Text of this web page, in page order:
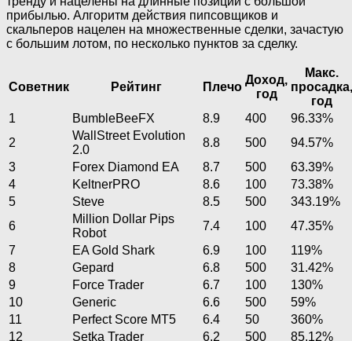
прибылью. Алгоритм действия пипсовщиков и
скальперов нацелен на множественные сделки, зачастую
с большим лотом, по несколько пунктов за сделку.
Советник Рейтинг Плечо
Доход,
год
Макс.
просадка,
год
1
BumbleBeeFX 8.9 400
96.33%
2
WallStreet Evolution
2.0
8.8 500
94.57%
3
Forex Diamond EA 8.7 500
63.39%
4
KeltnerPRO 8.6 100
73.38%
5
Steve 8.5 500
343.19%
6
Million Dollar Pips
Robot
7.4 100
47.35%
7
EA Gold Shark 6.9 100
119%
8
Gepard 6.8 500
31.42%
9
Force Trader 6.7 100
130%
10
Generic 6.6 500
59%
11
Perfect Score MT5 6.4 50
360%
12
Setka Trader 6.2 500 85.12%